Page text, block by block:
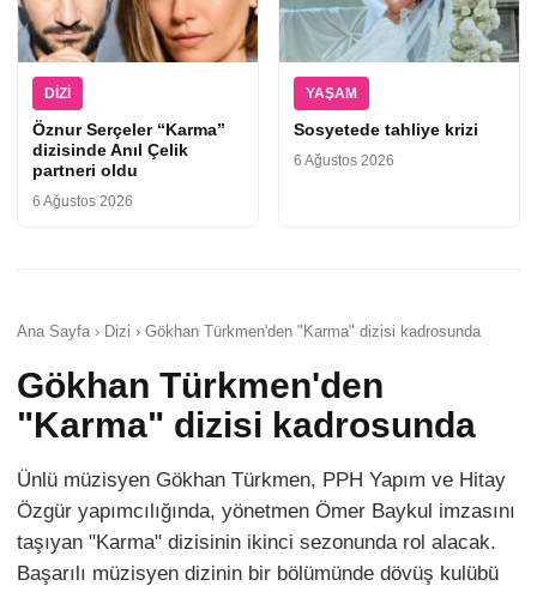
DIZI
Öznur Serçeler “Karma”
dizisinde Anıl Çelik
partneri oldu
6 Ağustos 2026
YAŞAM
Sosyetede tahliye krizi
6 Ağustos 2026
Ana Sayfa › Dizi › Gökhan Türkmen'den "Karma" dizisi kadrosunda
Gökhan Türkmen'den
"Karma" dizisi kadrosunda
Ünlü müzisyen Gökhan Türkmen, PPH Yapım ve Hitay
Özgür yapımcılığında, yönetmen Ömer Baykul imzasını
taşıyan "Karma" dizisinin ikinci sezonunda rol alacak.
Başarılı müzisyen dizinin bir bölümünde dövüş kulübü